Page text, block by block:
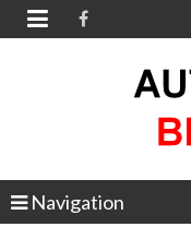

Navigation